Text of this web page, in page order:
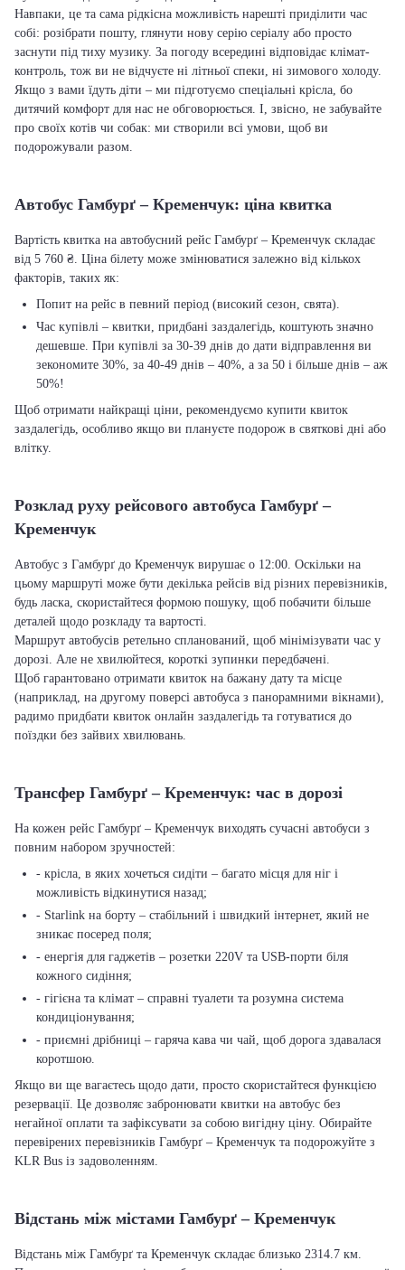
Навпаки, це та сама рідкісна можливість нарешті приділити час
собі: розібрати пошту, глянути нову серію серіалу або просто
заснути під тиху музику. За погоду всередині відповідає клімат-
контроль, тож ви не відчуєте ні літньої спеки, ні зимового холоду.
Якщо з вами їдуть діти – ми підготуємо спеціальні крісла, бо
дитячий комфорт для нас не обговорюється. І, звісно, не забувайте
про своїх котів чи собак: ми створили всі умови, щоб ви
подорожували разом.
Автобус Гамбурґ – Кременчук: ціна квитка
Вартість квитка на автобусний рейс Гамбурґ – Кременчук складає
від 5 760 ₴. Ціна білету може змінюватися залежно від кількох
факторів, таких як:
Попит на рейс в певний період (високий сезон, свята).
Час купівлі – квитки, придбані заздалегідь, коштують значно
дешевше. При купівлі за 30-39 днів до дати відправлення ви
зекономите 30%, за 40-49 днів – 40%, а за 50 і більше днів – аж
50%!
Щоб отримати найкращі ціни, рекомендуємо купити квиток
заздалегідь, особливо якщо ви плануєте подорож в святкові дні або
влітку.
Розклад руху рейсового автобуса Гамбурґ –
Кременчук
Автобус з Гамбурґ до Кременчук вирушає о 12:00. Оскільки на
цьому маршруті може бути декілька рейсів від різних перевізників,
будь ласка, скористайтеся формою пошуку, щоб побачити більше
деталей щодо розкладу та вартості.
Маршрут автобусів ретельно спланований, щоб мінімізувати час у
дорозі. Але не хвилюйтеся, короткі зупинки передбачені.
Щоб гарантовано отримати квиток на бажану дату та місце
(наприклад, на другому поверсі автобуса з панорамними вікнами),
радимо придбати квиток онлайн заздалегідь та готуватися до
поїздки без зайвих хвилювань.
Трансфер Гамбурґ – Кременчук: час в дорозі
На кожен рейс Гамбурґ – Кременчук виходять сучасні автобуси з
повним набором зручностей:
- крісла, в яких хочеться сидіти – багато місця для ніг і
можливість відкинутися назад;
- Starlink на борту – стабільний і швидкий інтернет, який не
зникає посеред поля;
- енергія для гаджетів – розетки 220V та USB-порти біля
кожного сидіння;
- гігієна та клімат – справні туалети та розумна система
кондиціонування;
- приємні дрібниці – гаряча кава чи чай, щоб дорога здавалася
коротшою.
Якщо ви ще вагаєтесь щодо дати, просто скористайтеся функцією
резервації. Це дозволяє забронювати квитки на автобус без
негайної оплати та зафіксувати за собою вигідну ціну. Обирайте
перевірених перевізників Гамбурґ – Кременчук та подорожуйте з
KLR Bus із задоволенням.
Відстань між містами Гамбурґ – Кременчук
Відстань між Гамбурґ та Кременчук складає близько 2314.7 км.